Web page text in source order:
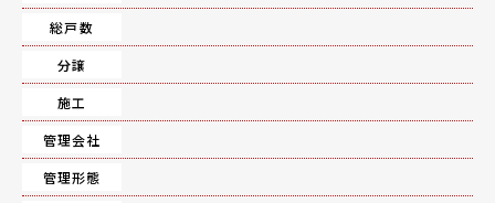
総戸数
分譲
施工
管理会社
管理形態